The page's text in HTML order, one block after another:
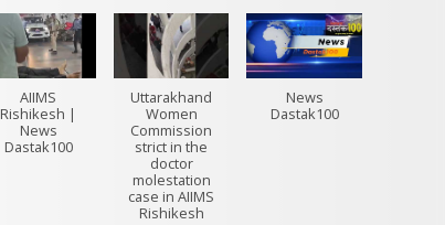
AIIMS
Rishikesh |
News
Dastak100
Uttarakhand
Women
Commission
strict in the
doctor
molestation
case in AIIMS
Rishikesh
News
Dastak100